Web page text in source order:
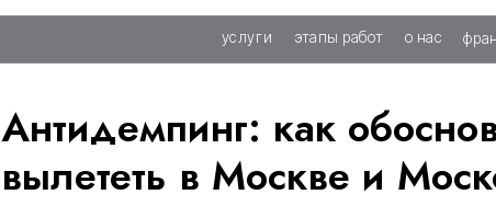
этапы работ о нас франшиза
Антидемпинг: как
вылететь в Москве и